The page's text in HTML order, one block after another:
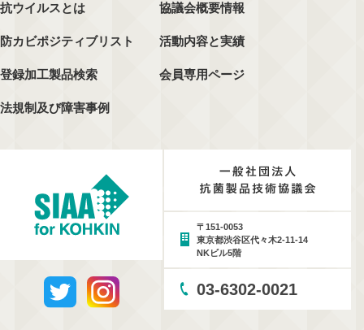
抗ウイルスとは
防カビポジティブリスト
登録加工製品検索
法規制及び障害事例
協議会概要情報
活動内容と実績
会員専用ページ
〒151-0053
東京都渋谷区代々木2-11-14
NKビル5階
03-6302-0021